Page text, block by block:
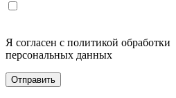
Я согласен с политикой обработки
персональных данных
Отправить